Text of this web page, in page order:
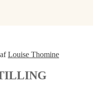
afLouise Thomine